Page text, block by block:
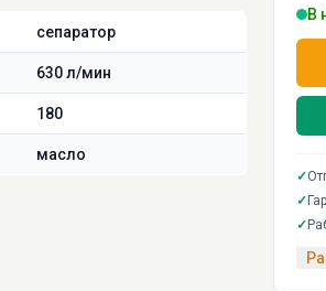
сепаратор
630 л/мин
180
масло
В
✓
✓
✓